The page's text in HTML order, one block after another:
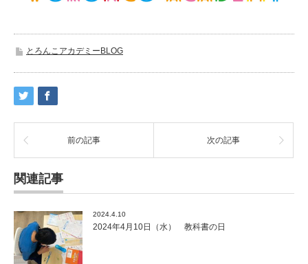
とろんこアカデミーBLOG
前の記事 次の記事
関連記事
2024.4.10
2024年4月10日（水） 教科書の日